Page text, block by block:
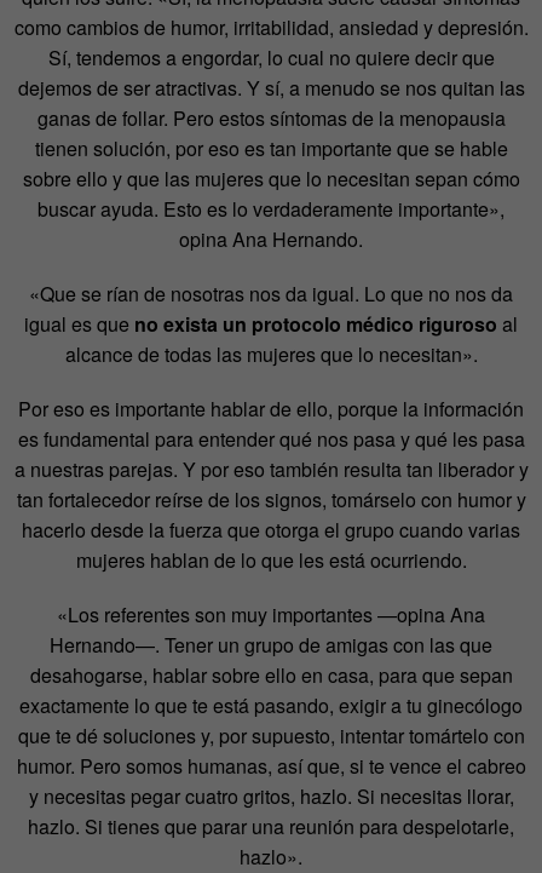
como cambios de humor, irritabilidad, ansiedad y depresión.
Sí, tendemos a engordar, lo cual no quiere decir que
dejemos de ser atractivas. Y sí, a menudo se nos quitan las
ganas de follar. Pero estos síntomas de la menopausia
tienen solución, por eso es tan importante que se hable
sobre ello y que las mujeres que lo necesitan sepan cómo
buscar ayuda. Esto es lo verdaderamente importante»,
opina Ana Hernando.
«Que se rían de nosotras nos da igual. Lo que no nos da
igual es que no exista un protocolo médico riguroso al
alcance de todas las mujeres que lo necesitan».
Por eso es importante hablar de ello, porque la información
es fundamental para entender qué nos pasa y qué les pasa
a nuestras parejas. Y por eso también resulta tan liberador y
tan fortalecedor reírse de los signos, tomárselo con humor y
hacerlo desde la fuerza que otorga el grupo cuando varias
mujeres hablan de lo que les está ocurriendo.
«Los referentes son muy importantes —opina Ana
Hernando—. Tener un grupo de amigas con las que
desahogarse, hablar sobre ello en casa, para que sepan
exactamente lo que te está pasando, exigir a tu ginecólogo
que te dé soluciones y, por supuesto, intentar tomártelo con
humor. Pero somos humanas, así que, si te vence el cabreo
y necesitas pegar cuatro gritos, hazlo. Si necesitas llorar,
hazlo. Si tienes que parar una reunión para despelotarle,
hazlo».